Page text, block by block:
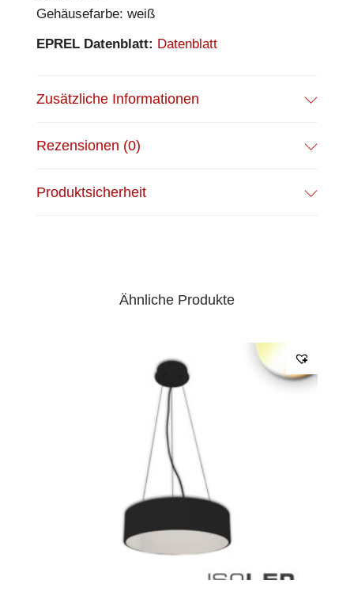
Gehäusefarbe: weiß
EPREL Datenblatt: Datenblatt
Zusätzliche Informationen
Rezensionen (0)
Produktsicherheit
Ähnliche Produkte